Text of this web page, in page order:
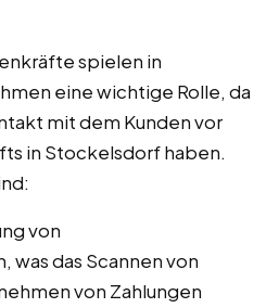
spielen in
eine wichtige Rolle, da
mit dem Kunden vor
in Stockelsdorf haben.
von
was das Scannen von
von Zahlungen